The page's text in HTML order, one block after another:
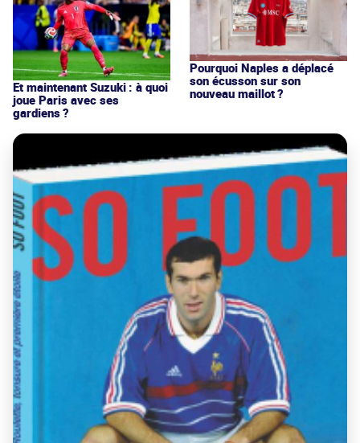
Et maintenant Suzuki : à quoi
joue Paris avec ses
gardiens ?
Pourquoi Naples a déplacé
son écusson sur son
nouveau maillot ?